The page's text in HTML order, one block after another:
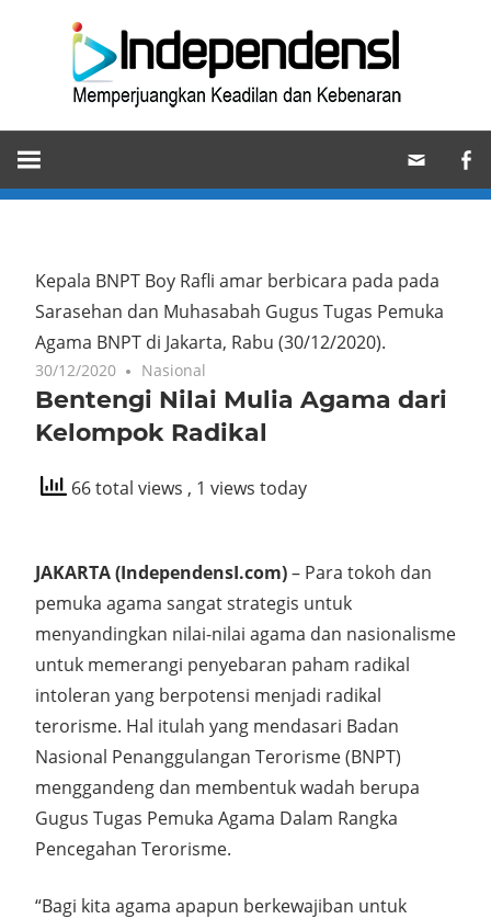
Memperjuangkan
Keadilan
dan
Kepala BNPT Boy Rafli amar berbicara pada pada
Sarasehan dan Muhasabah Gugus Tugas Pemuka
Agama BNPT di Jakarta, Rabu (30/12/2020).
30/12/2020 Nasional
Bentengi Nilai Mulia Agama dari
Kelompok Radikal
66 total views , 1 views today
JAKARTA (IndependensI.com)– Para tokoh dan
pemuka agama sangat strategis untuk
menyandingkan nilai-nilai agama dan nasionalisme
untuk memerangi penyebaran paham radikal
intoleran yang berpotensi menjadi radikal
terorisme. Hal itulah yang mendasari Badan
Nasional Penanggulangan Terorisme (BNPT)
menggandeng dan membentuk wadah berupa
Gugus Tugas Pemuka Agama Dalam Rangka
Pencegahan Terorisme.
“Bagi kita agama apapun berkewajiban untuk